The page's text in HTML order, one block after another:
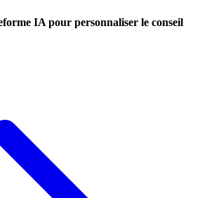
IA pour personnaliser le conseil